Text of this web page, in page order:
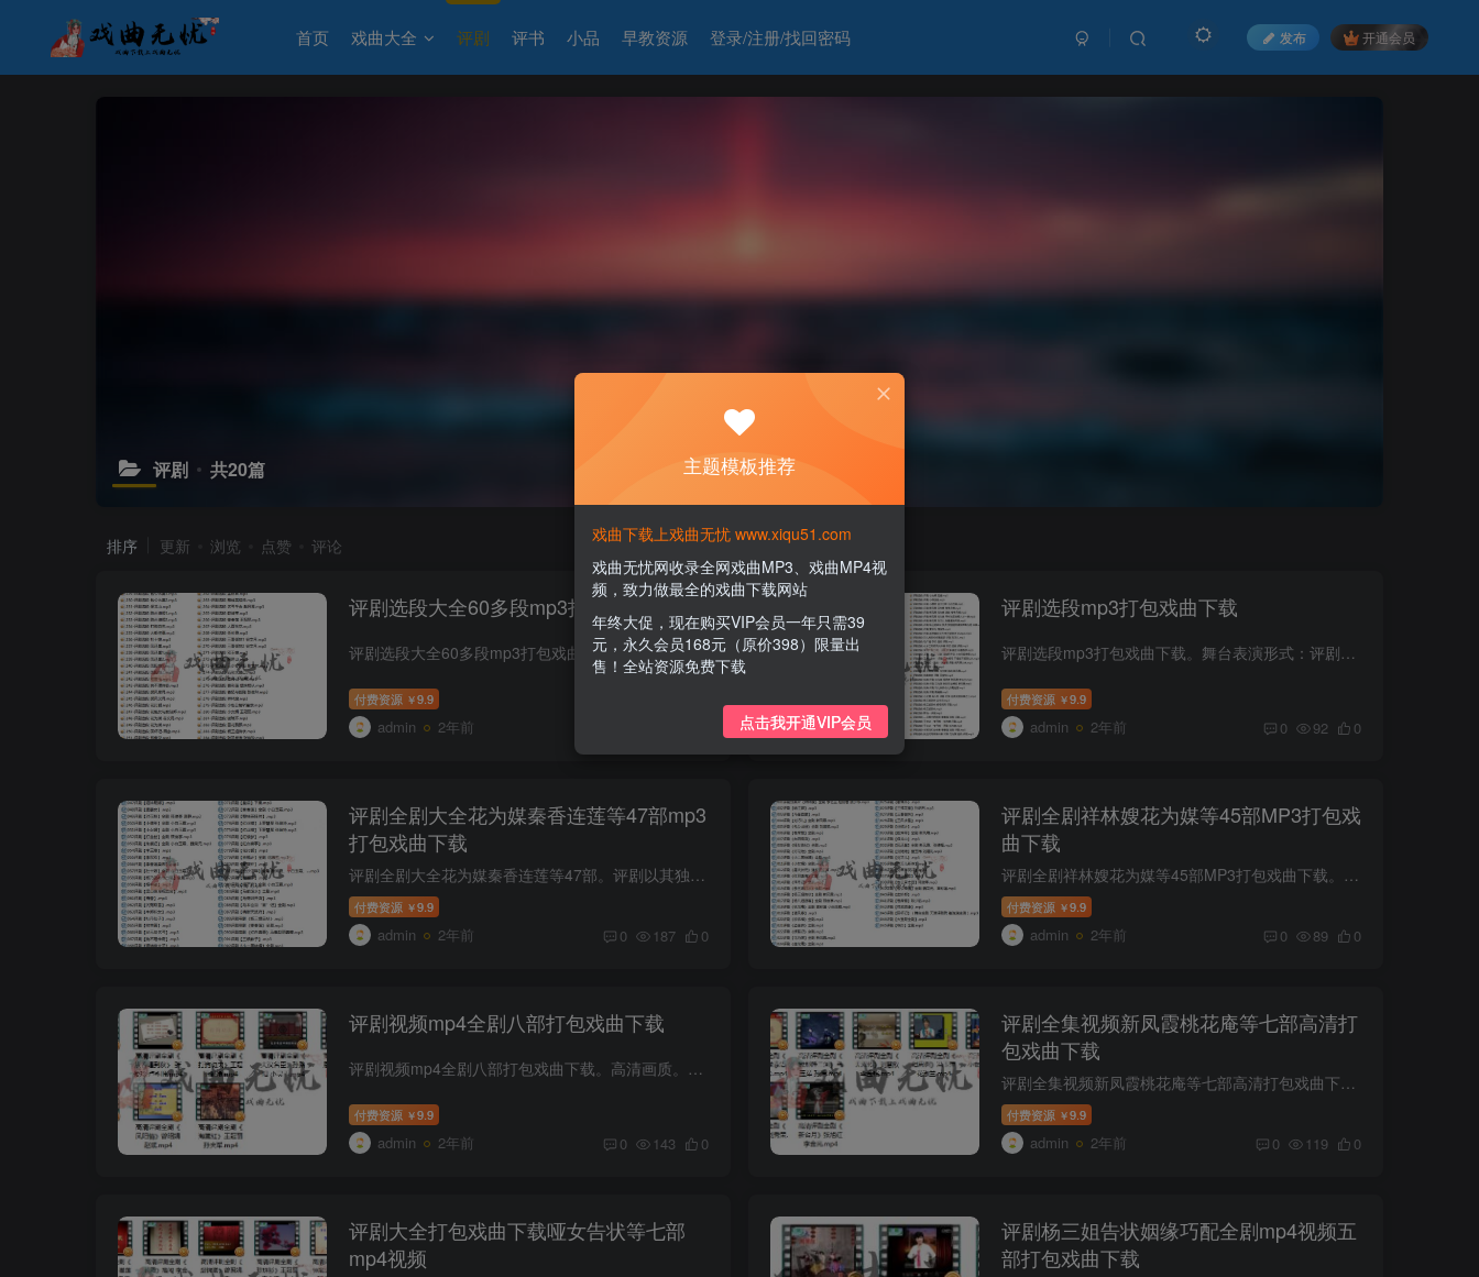
首页 戏曲大全 评剧 评书 小品 早教资源 登录/注册/找回密码 发布 开通会员
评剧 共20篇
排序 更新 浏览 点赞 评论
评剧选段大全60多段mp3打包戏曲下载
评剧选段大全60多段mp3打包戏曲下载。评剧的音乐以板、板调、花鼓调为主，其中板调是评剧的基本节奏，用于打拍子和跟唱；花鼓调则是配合舞台动作的节奏，能够表现出不同情绪和场景的音乐氛围。...
付费资源 ￥9.9
admin 2年前
评剧选段mp3打包戏曲下载
评剧选段mp3打包戏曲下载。舞台表演形式：评剧的舞台表演形式主要包括唱腔、念白、舞蹈和杂技等：唱腔唱段：评剧中的主要表演形式是唱腔，演员通过唱腔来表达角色的情感和内心世界。念白对白：...
付费资源 ￥9.9
admin 2年前 0 92 0
评剧全剧大全花为媒秦香连莲等47部mp3
打包戏曲下载
评剧全剧大全花为媒秦香连莲等47部。评剧以其独特的唱腔、表演方式和音乐特色而闻名。其表演艺术主要包括唱、念、做、打四个基本功。唱指的是演员用特定的唱腔来表达角色的情感和内心世界；念则...
付费资源 ￥9.9
admin 2年前 0 187 0
评剧全剧祥林嫂花为媒等45部MP3打包戏
曲下载
评剧全剧祥林嫂花为媒等45部MP3打包戏曲下载。评剧的剧目内容丰富多样，既有传统古典剧目，也有反映现实生活的现代戏。传统的评剧剧目主要以古代历史故事、传说神话和名著改编而成，这些剧目不...
付费资源 ￥9.9
admin 2年前 0 89 0
评剧视频mp4全剧八部打包戏曲下载
评剧视频mp4全剧八部打包戏曲下载。高清画质。高清评剧全剧《从春唱到秋》 张俊玲 卢永旺.mp4高清评剧全剧《凤阳情》曾昭娟 赵斌.mp4高清评剧全剧《包公梦蝶》于海泉 郑岚.mp4高清评剧全剧《大...
付费资源 ￥9.9
admin 2年前 0 143 0
评剧全集视频新凤霞桃花庵等七部高清打
包戏曲下载
评剧全集视频新凤霞桃花庵等七部高清打包戏曲下载。高清画质。高清评剧全剧《小女婿》韩少云.mp4高清评剧全剧《我那呼兰河》马玉萍 孙浩.mp4高清评剧全剧《新凤霞》 刘秀荣.mp4高清评剧全剧《新...
付费资源 ￥9.9
admin 2年前 0 119 0
评剧大全打包戏曲下载哑女告状等七部
mp4视频
评剧杨三姐告状姻缘巧配全剧mp4视频五
部打包戏曲下载
主题模板推荐
戏曲下载上戏曲无忧 www.xiqu51.com
戏曲无忧网收录全网戏曲MP3、戏曲MP4视
频，致力做最全的戏曲下载网站
年终大促，现在购买VIP会员一年只需39
元，永久会员168元（原价398）限量出
售！全站资源免费下载
点击我开通VIP会员